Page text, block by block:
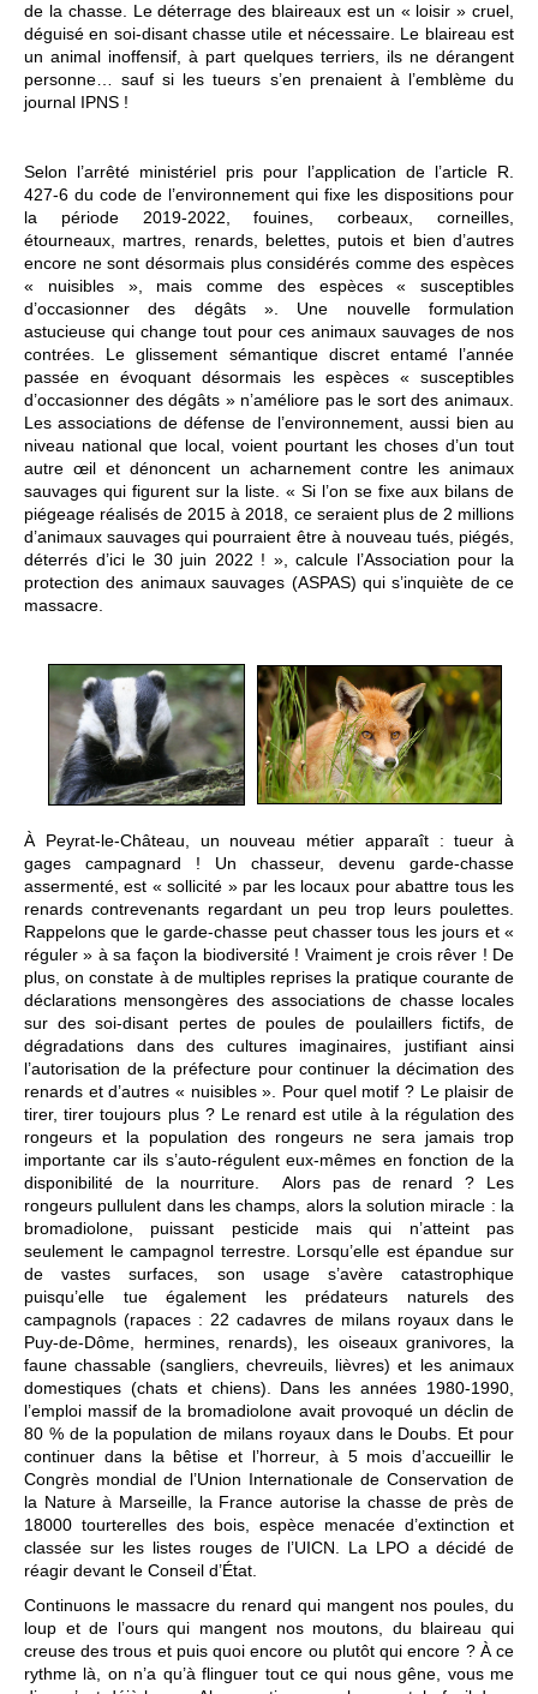
de la chasse. Le déterrage des blaireaux est un « loisir » cruel,
déguisé en soi-disant chasse utile et nécessaire. Le blaireau est
un animal inoffensif, à part quelques terriers, ils ne dérangent
personne… sauf si les tueurs s’en prenaient à l’emblème du
journal IPNS !
Selon l’arrêté ministériel pris pour l’application de l’article R.
427-6 du code de l’environnement qui fixe les dispositions pour
la période 2019-2022, fouines, corbeaux, corneilles,
étourneaux, martres, renards, belettes, putois et bien d’autres
encore ne sont désormais plus considérés comme des espèces
« nuisibles », mais comme des espèces « susceptibles
d’occasionner des dégâts ». Une nouvelle formulation
astucieuse qui change tout pour ces animaux sauvages de nos
contrées. Le glissement sémantique discret entamé l’année
passée en évoquant désormais les espèces « susceptibles
d’occasionner des dégâts » n’améliore pas le sort des animaux.
Les associations de défense de l’environnement, aussi bien au
niveau national que local, voient pourtant les choses d’un tout
autre œil et dénoncent un acharnement contre les animaux
sauvages qui figurent sur la liste. « Si l’on se fixe aux bilans de
piégeage réalisés de 2015 à 2018, ce seraient plus de 2 millions
d’animaux sauvages qui pourraient être à nouveau tués, piégés,
déterrés d’ici le 30 juin 2022 ! », calcule l’Association pour la
protection des animaux sauvages (ASPAS) qui s’inquiète de ce
massacre.
À Peyrat-le-Château, un nouveau métier apparaît : tueur à
gages campagnard ! Un chasseur, devenu garde-chasse
assermenté, est « sollicité » par les locaux pour abattre tous les
renards contrevenants regardant un peu trop leurs poulettes.
Rappelons que le garde-chasse peut chasser tous les jours et «
réguler » à sa façon la biodiversité ! Vraiment je crois rêver ! De
plus, on constate à de multiples reprises la pratique courante de
déclarations mensongères des associations de chasse locales
sur des soi-disant pertes de poules de poulaillers fictifs, de
dégradations dans des cultures imaginaires, justifiant ainsi
l’autorisation de la préfecture pour continuer la décimation des
renards et d’autres « nuisibles ». Pour quel motif ? Le plaisir de
tirer, tirer toujours plus ? Le renard est utile à la régulation des
rongeurs et la population des rongeurs ne sera jamais trop
importante car ils s’auto-régulent eux-mêmes en fonction de la
disponibilité de la nourriture. Alors pas de renard ? Les
rongeurs pullulent dans les champs, alors la solution miracle : la
bromadiolone, puissant pesticide mais qui n’atteint pas
seulement le campagnol terrestre. Lorsqu’elle est épandue sur
de vastes surfaces, son usage s’avère catastrophique
puisqu’elle tue également les prédateurs naturels des
campagnols (rapaces : 22 cadavres de milans royaux dans le
Puy-de-Dôme, hermines, renards), les oiseaux granivores, la
faune chassable (sangliers, chevreuils, lièvres) et les animaux
domestiques (chats et chiens). Dans les années 1980-1990,
l’emploi massif de la bromadiolone avait provoqué un déclin de
80 % de la population de milans royaux dans le Doubs. Et pour
continuer dans la bêtise et l’horreur, à 5 mois d’accueillir le
Congrès mondial de l’Union Internationale de Conservation de
la Nature à Marseille, la France autorise la chasse de près de
18000 tourterelles des bois, espèce menacée d’extinction et
classée sur les listes rouges de l’UICN. La LPO a décidé de
réagir devant le Conseil d’État.
Continuons le massacre du renard qui mangent nos poules, du
loup et de l’ours qui mangent nos moutons, du blaireau qui
creuse des trous et puis quoi encore ou plutôt qui encore ? À ce
rythme là, on n’a qu’à flinguer tout ce qui nous gêne, vous me